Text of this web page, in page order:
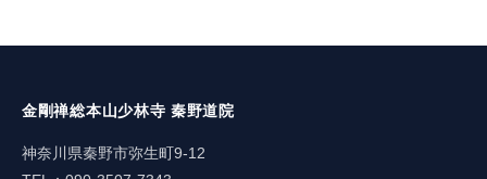
金剛禅総本山少林寺 秦野道院
神奈川県秦野市弥生町9-12